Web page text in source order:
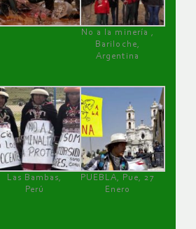
No a la minería ,
Bariloche,
Argentina
Las Bambas,
Perú
PUEBLA, Pue, 27
Enero